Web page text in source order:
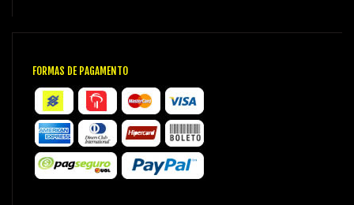
FORMAS DE PAGAMENTO